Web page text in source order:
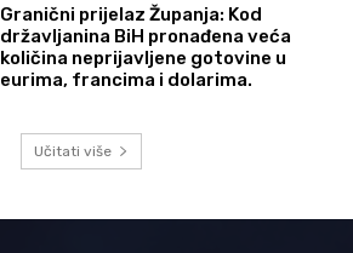
Granični prijelaz Županja: Kod
državljanina BiH pronađena veća
količina neprijavljene gotovine u
eurima, francima i dolarima.
Učitati više